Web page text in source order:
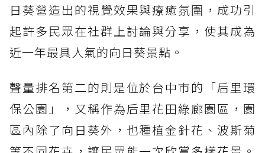
日葵營造出的視覺效果與療癒氛圍，成功引
起許多民眾在社群上討論與分享，使其成為
近一年最具人氣的向日葵景點。
聲量排名第二的則是位於台中市的「后里環
保公園」，又稱作為后里花田綠廊園區，園
區內除了向日葵外，也種植金針花、波斯菊